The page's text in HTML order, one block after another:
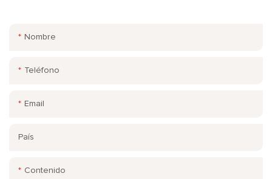
Nombre
Teléfono
Email
País
Contenido